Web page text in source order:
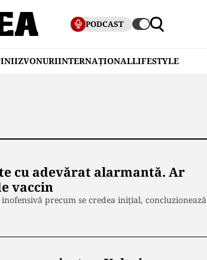
PODCAST
ZVONURIINTERNAȚIONALLIFESTYLE
cu adevărat alarmantă. Ar
vaccin
precum se credea inițial, concluzionează